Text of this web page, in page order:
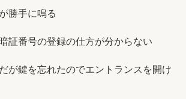
勝手に鳴る
証番号の登録の仕方が分からない
が鍵を忘れたのでエントランスを開け